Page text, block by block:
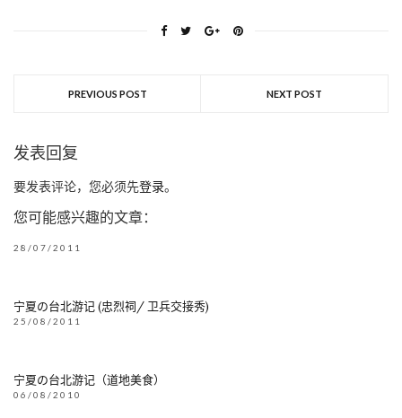
PREVIOUS POST NEXT POST
发表回复
要发表评论，您必须先登录。
您可能感兴趣的文章：
28/07/2011
宁夏の台北游记 (忠烈祠/ 卫兵交接秀)
25/08/2011
宁夏の台北游记（道地美食）
06/08/2010